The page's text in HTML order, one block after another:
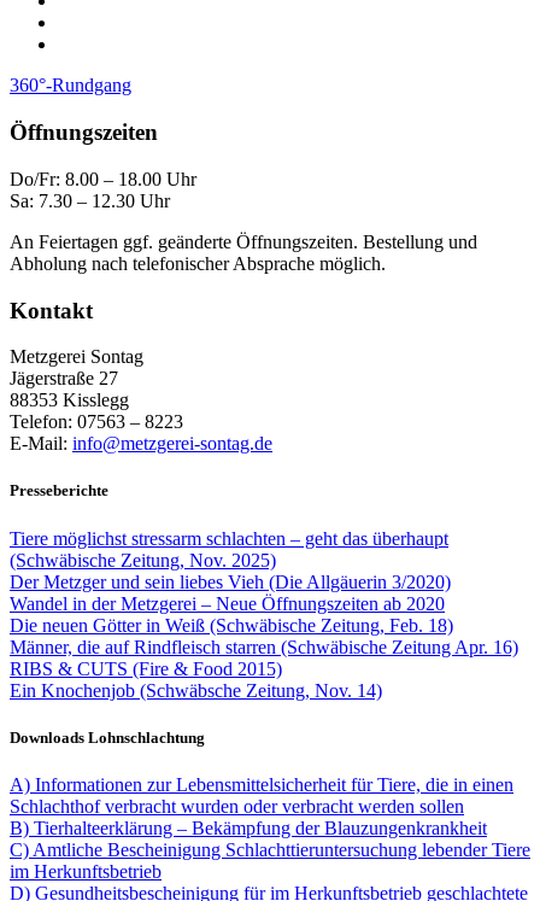
360°-Rundgang
Öffnungszeiten
Do/Fr: 8.00 – 18.00 Uhr
Sa: 7.30 – 12.30 Uhr
An Feiertagen ggf. geänderte Öffnungszeiten. Bestellung und
Abholung nach telefonischer Absprache möglich.
Kontakt
Metzgerei Sontag
Jägerstraße 27
88353 Kisslegg
Telefon: 07563 – 8223
E-Mail: info@metzgerei-sontag.de
Presseberichte
Tiere möglichst stressarm schlachten – geht das überhaupt
(Schwäbische Zeitung, Nov. 2025)
Der Metzger und sein liebes Vieh (Die Allgäuerin 3/2020)
Wandel in der Metzgerei – Neue Öffnungszeiten ab 2020
Die neuen Götter in Weiß (Schwäbische Zeitung, Feb. 18)
Männer, die auf Rindfleisch starren (Schwäbische Zeitung Apr. 16)
RIBS & CUTS (Fire & Food 2015)
Ein Knochenjob (Schwäbsche Zeitung, Nov. 14)
Downloads Lohnschlachtung
A) Informationen zur Lebensmittelsicherheit für Tiere, die in einen
Schlachthof verbracht wurden oder verbracht werden sollen
B) Tierhalteerklärung – Bekämpfung der Blauzungenkrankheit
C) Amtliche Bescheinigung Schlachttieruntersuchung lebender Tiere
im Herkunftsbetrieb
D) Gesundheitsbescheinigung für im Herkunftsbetrieb geschlachtete